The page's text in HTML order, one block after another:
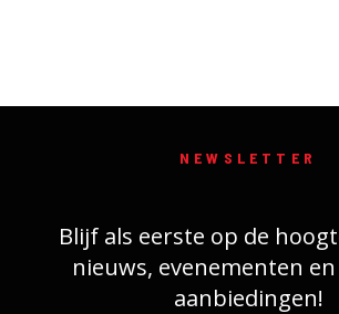
NEWSLETTER
Blijf als eerste op de
nieuws, evenementen en
aanbiedingen!